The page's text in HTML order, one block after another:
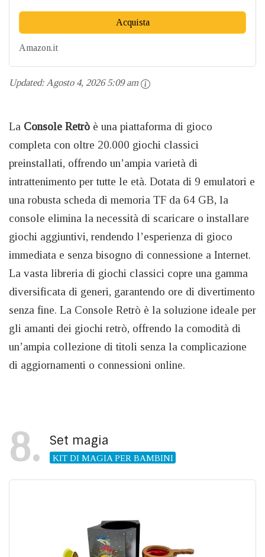
Acquista
Amazon.it
Updated:Agosto 4, 2026 5:09 am
La Console Retrò è una piattaforma di gioco
completa con oltre 20.000 giochi classici
preinstallati, offrendo un’ampia varietà di
intrattenimento per tutte le età. Dotata di 9 emulatori e
una robusta scheda di memoria TF da 64 GB, la
console elimina la necessità di scaricare o installare
giochi aggiuntivi, rendendo l’esperienza di gioco
immediata e senza bisogno di connessione a Internet.
La vasta libreria di giochi classici copre una gamma
diversificata di generi, garantendo ore di divertimento
senza fine. La Console Retrò è la soluzione ideale per
gli amanti dei giochi retrò, offrendo la comodità di
un’ampia collezione di titoli senza la complicazione
di aggiornamenti o connessioni online.
8 Set magia
KIT DI MAGIA PER BAMBINI